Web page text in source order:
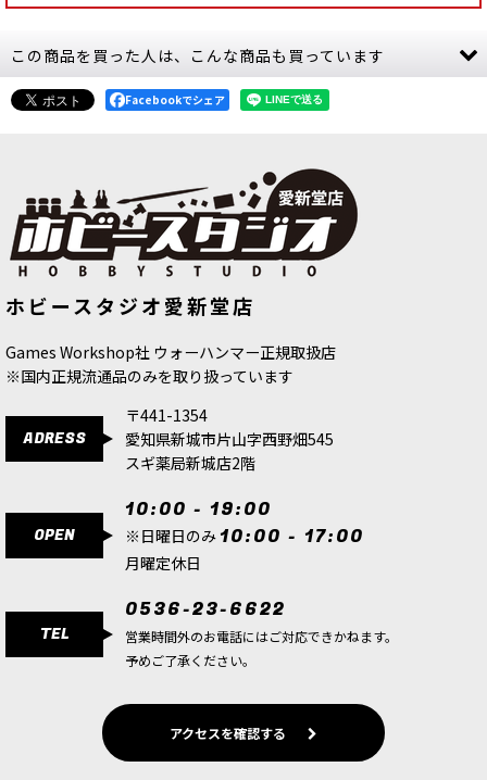
この商品を買った人は、こんな商品も買っています
ーン[WP2025 ]
ー
Facebookでシェア
ホビースタジオ愛新堂店
Games Workshop社 ウォーハンマー正規取扱店
※国内正規流通品のみを取り扱っています
ADRESS
〒441-1354
愛知県新城市片山字西野畑545
スギ薬局新城店2階
OPEN
10:00 - 19:00
※日曜日のみ 10:00 - 17:00
月曜定休日
TEL
0536-23-6622
営業時間外のお電話にはご対応できかねます。
予めご了承ください。
アクセスを確認する